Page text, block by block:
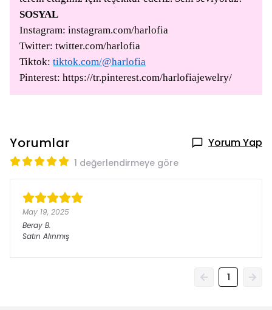
SOSYAL
Instagram: instagram.com/harlofia
Twitter: twitter.com/harlofia
Tiktok: tiktok.com/@harlofia
Pinterest: https://tr.pinterest.com/harlofiajewelry/
Yorumlar Yorum Yap
1 değerlendirmeye göre
May 19, 2025
Beray B.
Satın Alınmış
1